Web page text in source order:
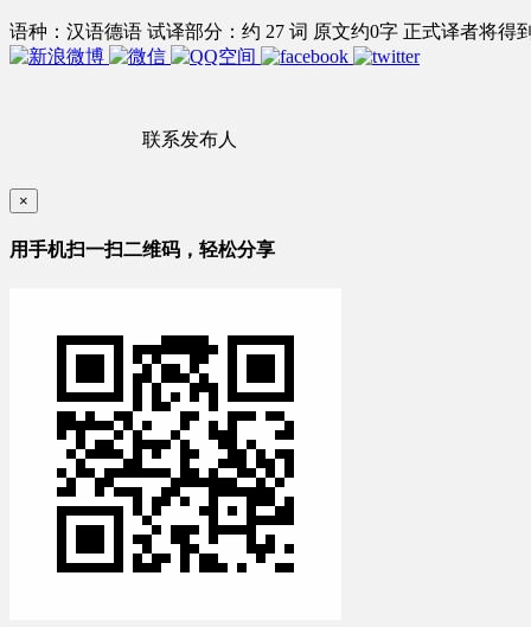
语种：汉语德语 试译部分：约 27 词 原文约0字 正式译者将得
联系发布人
×
用手机扫一扫二维码，轻松分享